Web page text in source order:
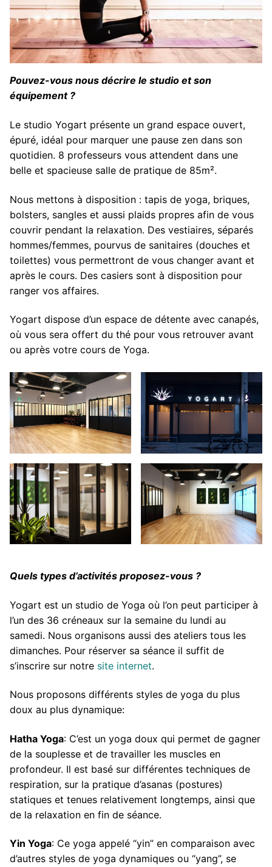
Pouvez-vous nous décrire le studio et son
équipement ?
Le studio Yogart présente un grand espace ouvert,
épuré, idéal pour marquer une pause zen dans son
quotidien. 8 professeurs vous attendent dans une
belle et spacieuse salle de pratique de 85m².
Nous mettons à disposition : tapis de yoga, briques,
bolsters, sangles et aussi plaids propres afin de vous
couvrir pendant la relaxation. Des vestiaires, séparés
hommes/femmes, pourvus de sanitaires (douches et
toilettes) vous permettront de vous changer avant et
après le cours. Des casiers sont à disposition pour
ranger vos affaires.
Yogart dispose d’un espace de détente avec canapés,
où vous sera offert du thé pour vous retrouver avant
ou après votre cours de Yoga.
Quels types d’activités proposez-vous ?
Yogart est un studio de Yoga où l’on peut participer à
l’un des 36 créneaux sur la semaine du lundi au
samedi. Nous organisons aussi des ateliers tous les
dimanches. Pour réserver sa séance il suffit de
s’inscrire sur notre site internet.
Nous proposons différents styles de yoga du plus
doux au plus dynamique:
Hatha Yoga: C’est un yoga doux qui permet de gagner
de la souplesse et de travailler les muscles en
profondeur. Il est basé sur différentes techniques de
respiration, sur la pratique d’asanas (postures)
statiques et tenues relativement longtemps, ainsi que
de la relaxation en fin de séance.
Yin Yoga: Ce yoga appelé “yin” en comparaison avec
d’autres styles de yoga dynamiques ou “yang”, se